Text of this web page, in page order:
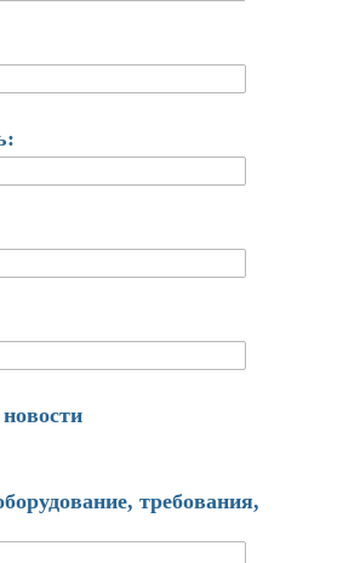
требования,